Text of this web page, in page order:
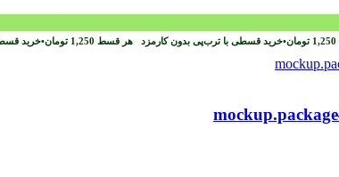
1,250 تومان•خرید قسطی با ترب‌پی بدون کارمزد هر قسط 1,250 تومان•خرید